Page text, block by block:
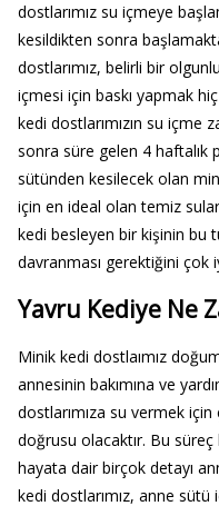
dostlarımız su içmeye
kesildikten sonra
dostlarımız, belirli bir
içmesi için baskı yapmak
kedi dostlarımızın su içme
sonra süre gelen 4 haftalık
sütünden kesilecek olan
için en ideal olan temiz
kedi besleyen bir kişinin bu
davranması gerektiğini çok
Yavru Kediye Ne
Minik kedi dostlaımız
annesinin bakımına ve
dostlarımıza su vermek
doğrusu olacaktır. Bu
hayata dair birçok detayı
kedi dostlarımız, anne